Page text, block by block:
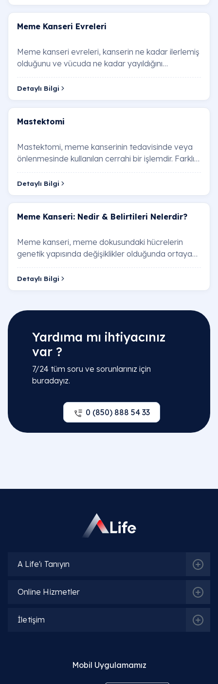
Meme Kanseri Evreleri
Meme kanseri evreleri, kanserin ne kadar ilerlemiş
olduğunu ve vücuda ne kadar yayıldığını
belirlemek amacıyla kullanılan bir sınıflandırma …
Detaylı Bilgi
Mastektomi
Mastektomi, meme kanserinin tedavisinde veya
önlenmesinde kullanılan cerrahi bir işlemdir. Farklı
mastektomi türleri vardır ve hangi türün u…
Detaylı Bilgi
Meme Kanseri: Nedir & Belirtileri Nelerdir?
Meme kanseri, meme dokusundaki hücrelerin
genetik yapısında değişiklikler olduğunda ortaya
çıkar. Bu hücreler kontrolsüz bir şekilde çoğalır…
Detaylı Bilgi
Yardıma mı ihtiyacınız
var ?
7/24 tüm soru ve sorunlarınız için
buradayız.
0 (850) 888 54 33
A Life'ı Tanıyın
Online Hizmetler
İletişim
Mobil Uygulamamız